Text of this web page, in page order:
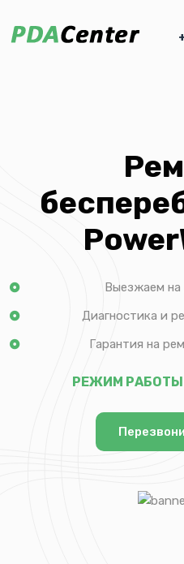
Выезжаем
Диагностика и
Гарантия на
РЕЖИМ РАБОТЫ